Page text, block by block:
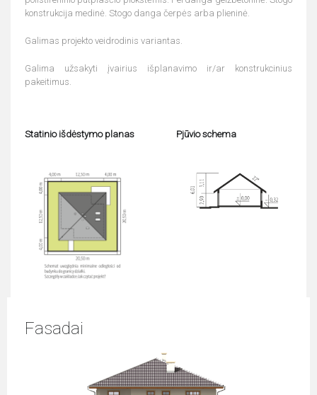
konstrukcija medinė. Stogo danga čerpės arba plieninė.
Galimas projekto veidrodinis variantas.
Galima užsakyti įvairius išplanavimo ir/ar konstrukcinius
pakeitimus.
Statinio išdėstymo planas Pjūvio schema
Fasadai